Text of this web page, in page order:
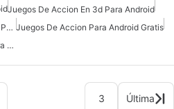
Juegos De Accion En 3d Para Android
Juegos Accion En Primera Persona Para Android Juegos De Accion Para Android Gratis
Juegos De Acción Multijugador Para Android
3 Última